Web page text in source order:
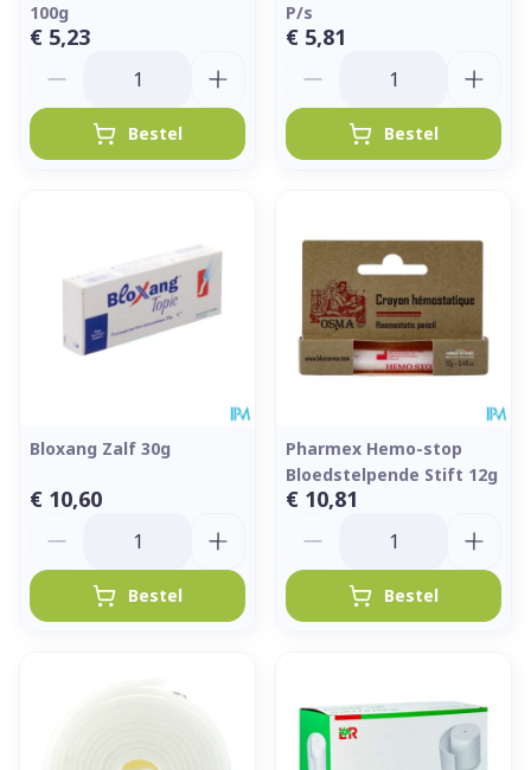
100g
€ 5,23
Bestel
P/s
€ 5,81
Bestel
Bloxang Zalf 30g
€ 10,60
Bestel
Pharmex Hemo-stop
Bloedstelpende Stift 12g
€ 10,81
Bestel